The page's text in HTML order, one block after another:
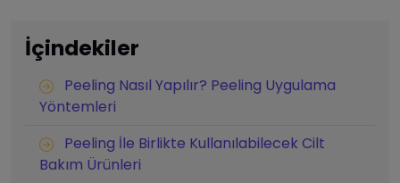
İçindekiler
Peeling Nasıl Yapılır? Peeling Uygulama
Yöntemleri
Peeling İle Birlikte Kullanılabilecek Cilt
Bakım Ürünleri